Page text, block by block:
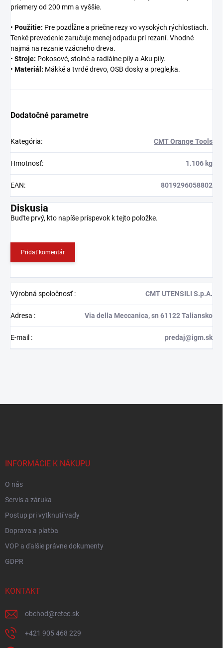
priemery od 200 mm a vyššie.
• Použitie: Pre pozdĺžne a priečne rezy vo vysokých rýchlostiach.
Tenké prevedenie zaručuje menej odpadu pri rezaní. Vhodné
najmä na rezanie vzácneho dreva.
• Stroje: Pokosové, stolné a radiálne píly a Aku píly.
• Materiál: Mäkké a tvrdé drevo, OSB dosky a preglejka.
Dodatočné parametre
Kategória: CMT Orange Tools
Hmotnosť: 1.106 kg
EAN: 8019296058802
Diskusia
Buďte prvý, kto napíše príspevok k tejto položke.
Pridať komentár
Výrobná spoločnosť: CMT UTENSILI S.p.A.
Adresa : Via della Meccanica, sn 61122 Taliansko
E-mail : predaj@igm.sk
INFORMÁCIE K NÁKUPU
O nás
Servis a záruka
Postup pri vytknutí vady
Doprava a platba
VOP a ďalšie právne dokumenty
GDPR
KONTAKT
obchod@retec.sk
+421 905 468 229